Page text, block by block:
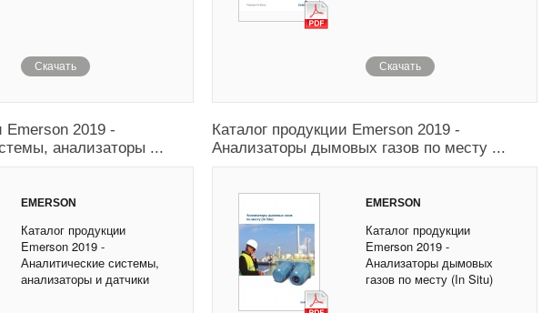
Скачать Скачать
Emerson 2019 -
анализаторы ...
EMERSON
Каталог продукции
Emerson 2019 -
Аналитические системы,
анализаторы и датчики
Каталог продукции Emerson 2019 -
Анализаторы дымовых газов по месту ...
EMERSON
Каталог продукции
Emerson 2019 -
Анализаторы дымовых
газов по месту (In Situ)